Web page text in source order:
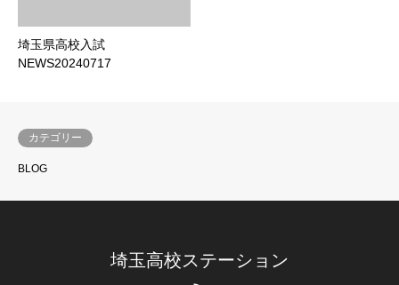
埼玉県高校入試
NEWS20240717
カテゴリー
BLOG
埼玉高校ステーション